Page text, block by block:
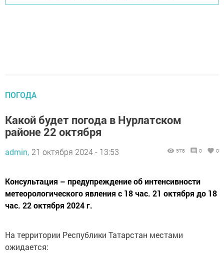
ПОГОДА
Какой будет погода в Нурлатском
районе 22 октября
admin, 21 октября 2024 - 13:53 578 0 0
Консультация – предупреждение об интенсивности
метеорологического явления с 18 час. 21 октября до 18
час. 22 октября 2024 г.
На территории Республики Татарстан местами
ожидается: